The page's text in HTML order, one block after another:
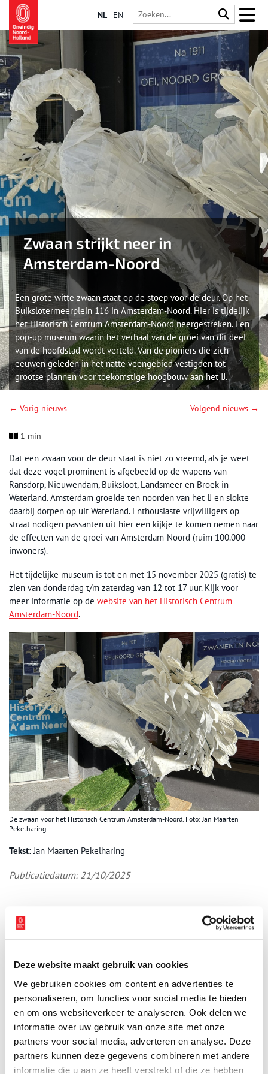
Deze website maakt gebruik van cookies
We gebruiken cookies om content en advertenties te
personaliseren, om functies voor social media te bieden
en om ons websiteverkeer te analyseren. Ook delen we
informatie over uw gebruik van onze site met onze
partners voor social media, adverteren en analyse. Deze
partners kunnen deze gegevens combineren met andere
informatie die u aan ze heeft verstrekt of die ze hebben
NL EN
Zwaan strijkt neer in
Amsterdam-Noord
Een grote witte zwaan staat op de stoep voor de deur. Op het
Buikslotermeerplein 116 in Amsterdam-Noord. Hier is tijdelijk
het Historisch Centrum Amsterdam-Noord neergestreken. Een
pop-up museum waarin het verhaal van de groei van dit deel
van de hoofdstad wordt verteld. Van de pioniers die zich
eeuwen geleden in het natte veengebied vestigden tot
grootse plannen voor toekomstige hoogbouw aan het IJ.
← Vorig nieuws Volgend nieuws →
1 min
Dat een zwaan voor de deur staat is niet zo vreemd, als je weet
dat deze vogel prominent is afgebeeld op de wapens van
Ransdorp, Nieuwendam, Buiksloot, Landsmeer en Broek in
Waterland. Amsterdam groeide ten noorden van het IJ en slokte
daarbij dorpen op uit Waterland. Enthousiaste vrijwilligers op
straat nodigen passanten uit hier een kijkje te komen nemen naar
de effecten van de groei van Amsterdam-Noord (ruim 100.000
inwoners).
Het tijdelijke museum is tot en met 15 november 2025 (gratis) te
zien van donderdag t/m zaterdag van 12 tot 17 uur. Kijk voor
meer informatie op de website van het Historisch Centrum
Amsterdam-Noord.
De zwaan voor het Historisch Centrum Amsterdam-Noord. Foto: Jan Maarten
Pekelharing.
Tekst: Jan Maarten Pekelharing
Publicatiedatum: 21/10/2025
Ontvang de nieuwsbrief
Wilt u op de hoogte blijven van de mooiste verhalen en het
laatste erfgoednieuws? Schrijf u dan nu in voor onze
wekelijkse nieuwsbrief!
Bij inschrijving gaat u akkoord met onsprivacybeleid.